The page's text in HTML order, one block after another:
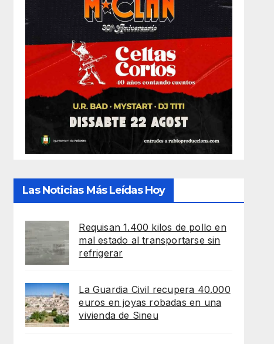
Las Noticias Más Leídas Hoy
Requisan 1.400 kilos de pollo en
mal estado al transportarse sin
refrigerar
La Guardia Civil recupera 40.000
euros en joyas robadas en una
vivienda de Sineu